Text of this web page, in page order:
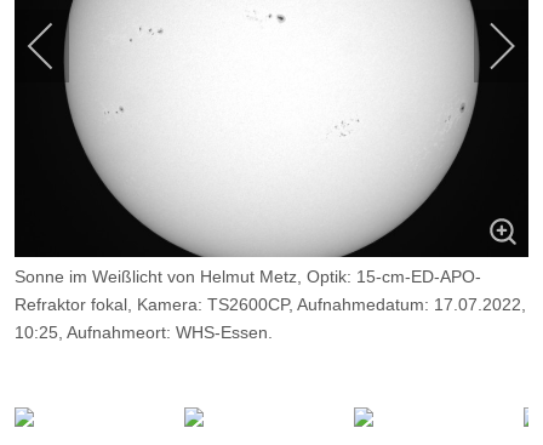
Sonne im Weißlicht von Helmut Metz, Optik: 15-cm-ED-APO-
Refraktor fokal, Kamera: TS2600CP, Aufnahmedatum: 17.07.2022,
10:25, Aufnahmeort: WHS-Essen.